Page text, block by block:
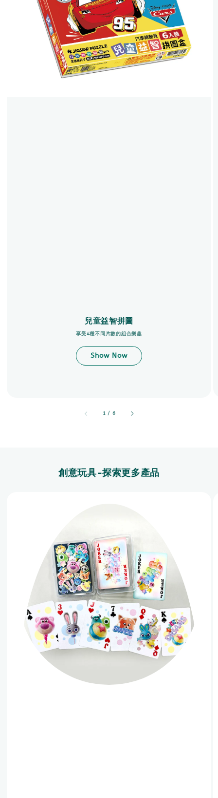
兒童益智拼圖
享受4種不同片數的組合樂趣
Show Now
1 / accessibility.of
6
創意玩具-探索更多產品